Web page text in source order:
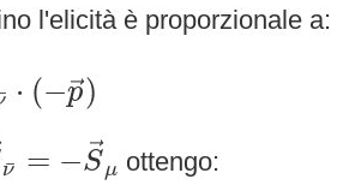
l'elicità è proporzionale a:
⋅ (−→
p)
¯ −
¯
ν = − →
Sμ
−S
ottengo: